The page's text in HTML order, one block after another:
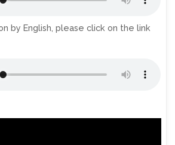
by English, please click on the link